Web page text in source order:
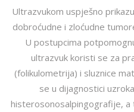
Ultrazvukom uspješno
dobroćudne i zloćudne
U postupcima
ultrazvuk koristi se za
(folikulometrija) i sluznice
se u dijagnostici
histerosonosalpingografije, a